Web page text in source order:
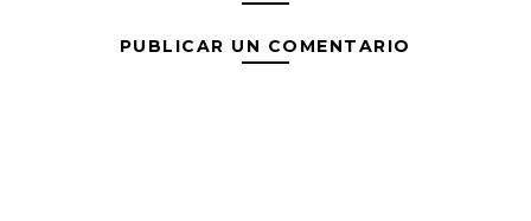
PUBLICAR UN COMENTARIO